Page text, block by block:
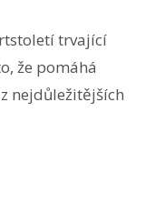
trvající
že pomáhá
nejdůležitějších